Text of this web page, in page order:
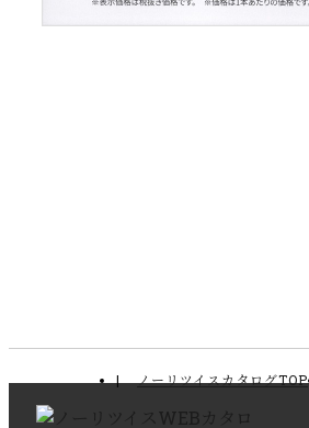
ノーリツイスカタログTOP